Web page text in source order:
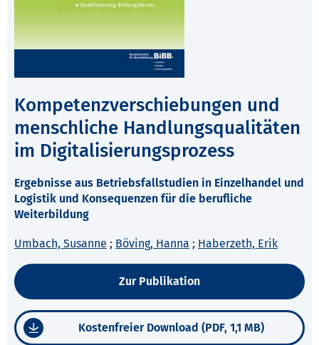
Kompetenzverschiebungen und
menschliche Handlungsqualitäten
im Digitalisierungsprozess
Ergebnisse aus Betriebsfallstudien in Einzelhandel und
Logistik und Konsequenzen für die berufliche
Weiterbildung
Umbach, Susanne ; Böving, Hanna ; Haberzeth, Erik
Zur Publikation
Kostenfreier Download (PDF, 1,1 MB)